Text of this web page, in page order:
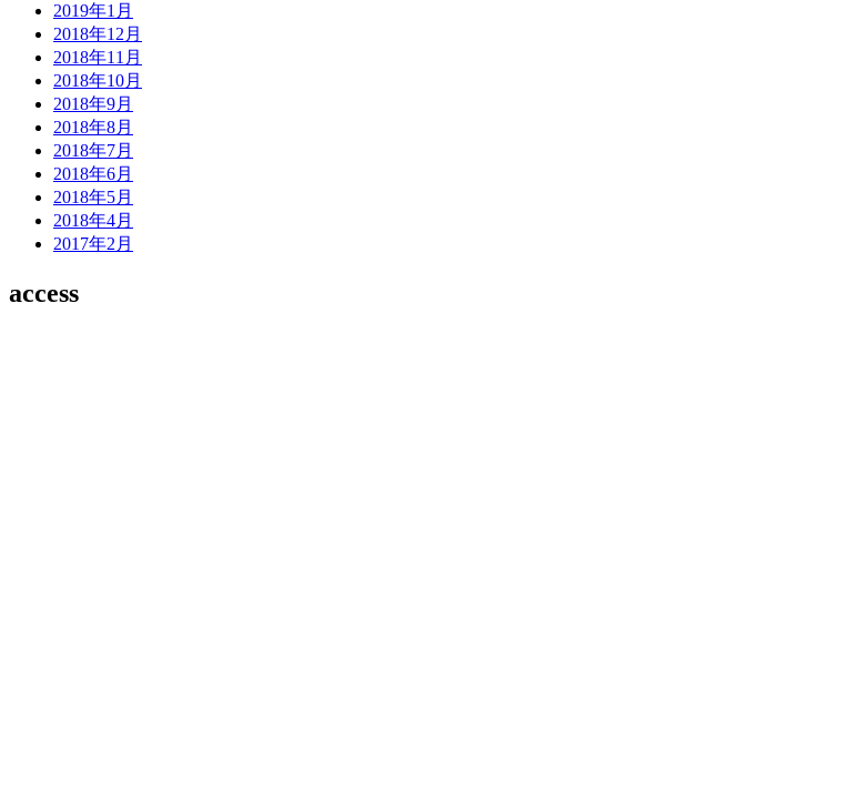
2019年1月
2018年12月
2018年11月
2018年10月
2018年9月
2018年8月
2018年7月
2018年6月
2018年5月
2018年4月
2017年2月
access